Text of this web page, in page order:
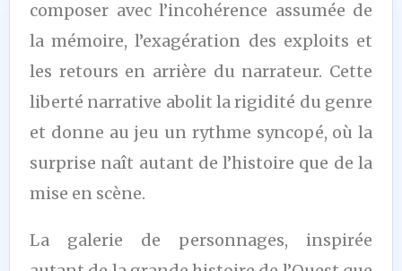
composer avec l’incohérence assumée de
la mémoire, l’exagération des exploits et
les retours en arrière du narrateur. Cette
liberté narrative abolit la rigidité du genre
et donne au jeu un rythme syncopé, où la
surprise naît autant de l’histoire que de la
mise en scène.
La galerie de personnages, inspirée